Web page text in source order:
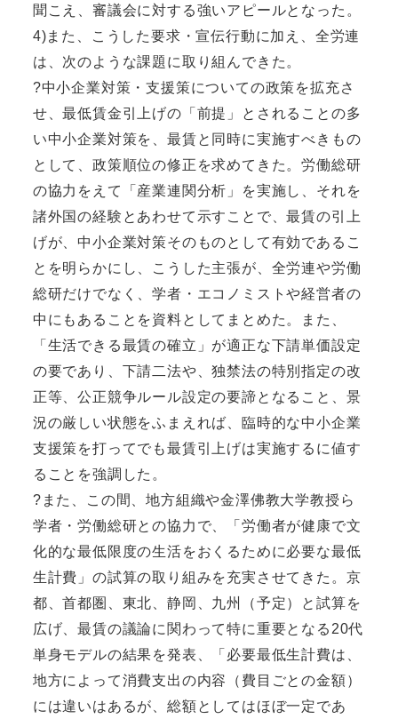
聞こえ、審議会に対する強いアピールとなった。
4)また、こうした要求・宣伝行動に加え、全労連
は、次のような課題に取り組んできた。
?中小企業対策・支援策についての政策を拡充さ
せ、最低賃金引上げの「前提」とされることの多
い中小企業対策を、最賃と同時に実施すべきもの
として、政策順位の修正を求めてきた。労働総研
の協力をえて「産業連関分析」を実施し、それを
諸外国の経験とあわせて示すことで、最賃の引上
げが、中小企業対策そのものとして有効であるこ
とを明らかにし、こうした主張が、全労連や労働
総研だけでなく、学者・エコノミストや経営者の
中にもあることを資料としてまとめた。また、
「生活できる最賃の確立」が適正な下請単価設定
の要であり、下請二法や、独禁法の特別指定の改
正等、公正競争ルール設定の要諦となること、景
況の厳しい状態をふまえれば、臨時的な中小企業
支援策を打ってでも最賃引上げは実施するに値す
ることを強調した。
?また、この間、地方組織や金澤佛教大学教授ら
学者・労働総研との協力で、「労働者が健康で文
化的な最低限度の生活をおくるために必要な最低
生計費」の試算の取り組みを充実させてきた。京
都、首都圏、東北、静岡、九州（予定）と試算を
広げ、最賃の議論に関わって特に重要となる20代
単身モデルの結果を発表、「必要最低生計費は、
地方によって消費支出の内容（費目ごとの金額）
には違いはあるが、総額としてはほぼ一定であ